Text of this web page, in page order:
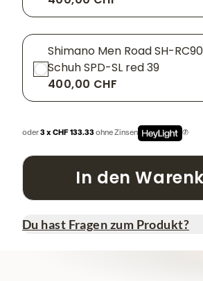
Shimano Men Road SH-
Schuh SPD-SL red 39
400,00 CHF
oder3 x CHF 133.33ohne Zinsen
In den
Du hast Fragen zum Produkt?